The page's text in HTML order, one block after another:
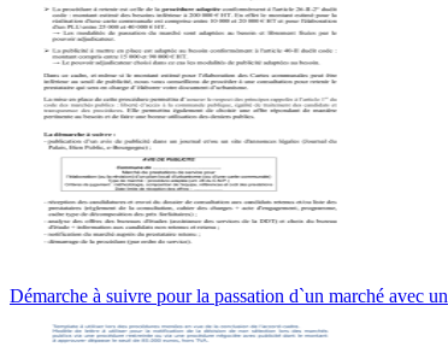
Démarche à suivre pour la passation d`un marché avec un